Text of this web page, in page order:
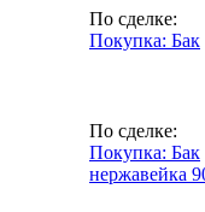
По сделке:
Покупка: Бак
По сделке:
Покупка: Бак
нержавейка